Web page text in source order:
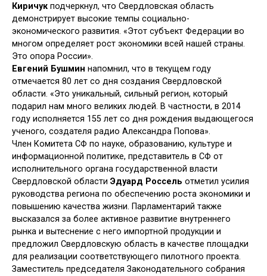
Киричук подчеркнул, что Свердловская область
демонстрирует высокие темпы социально-
экономического развития. «Этот субъект Федерации во
многом определяет рост экономики всей нашей страны.
Это опора России».
Евгений Бушмин напомнил, что в текущем году
отмечается 80 лет со дня создания Свердловской
области. «Это уникальный, сильный регион, который
подарил нам много великих людей. В частности, в 2014
году исполняется 155 лет со дня рождения выдающегося
ученого, создателя радио Александра Попова».
Член Комитета СФ по науке, образованию, культуре и
информационной политике, представитель в СФ от
исполнительного органа государственной власти
Свердловской области Эдуард Россель отметил усилия
руководства региона по обеспечению роста экономики и
повышению качества жизни. Парламентарий также
высказался за более активное развитие внутреннего
рынка и вытеснение с него импортной продукции и
предложил Свердловскую область в качестве площадки
для реализации соответствующего пилотного проекта.
Заместитель председателя Законодательного собрания